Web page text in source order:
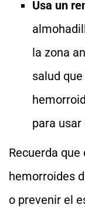
Usa un
la zona
salud
para
Recuerda
hemorroides
o prevenir el